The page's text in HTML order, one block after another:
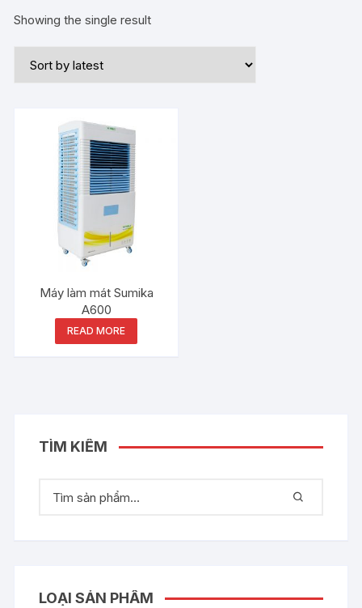
Showing the single result
Máy làm mát Sumika
A600
READ MORE
TÌM KIẾM
LOẠI SẢN PHẨM